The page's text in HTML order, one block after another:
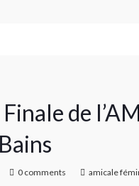
de
0 comments amicale